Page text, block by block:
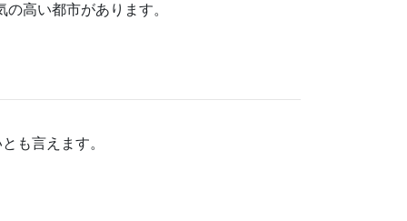
高い都市があります。
も言えます。